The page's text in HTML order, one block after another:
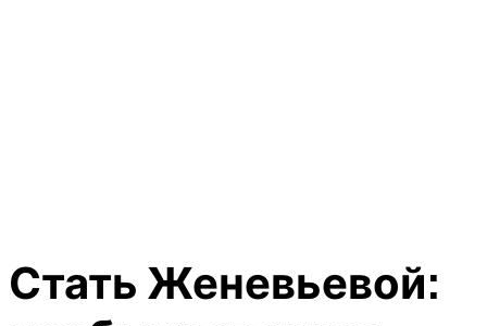
Стать Женевьевой: